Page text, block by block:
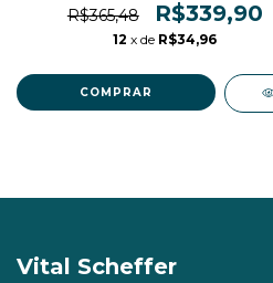
R$365,48 R$339,90
12 x de R$34,96
Vital Scheffer